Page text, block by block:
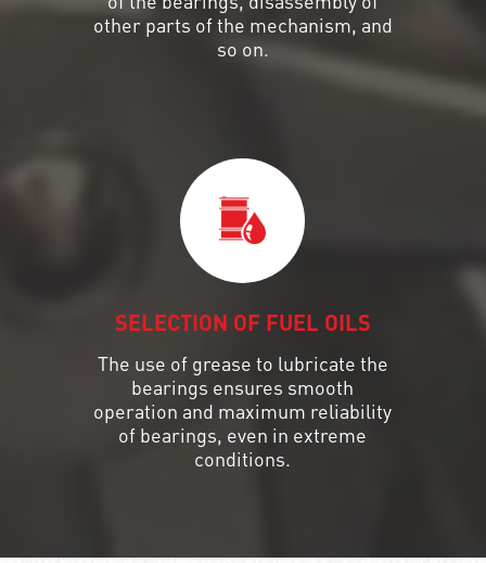
other parts of the mechanism, and
so on.
SELECTION OF FUEL OILS
The use of grease to lubricate the
bearings ensures smooth
operation and maximum reliability
of bearings, even in extreme
conditions.